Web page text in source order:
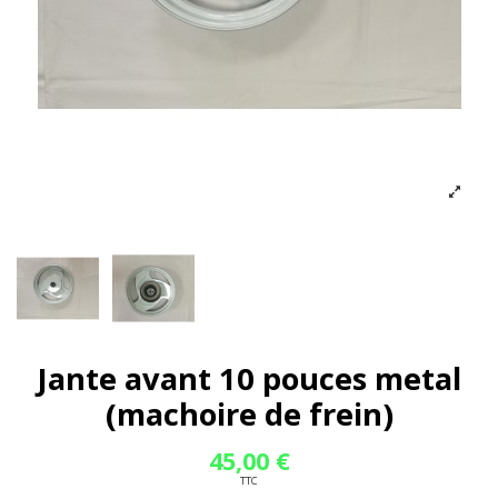
Jante avant 10 pouces metal
(machoire de frein)
45,00 €
TTC